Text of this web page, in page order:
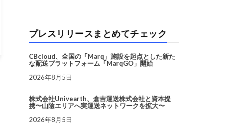
プレスリリースまとめてチェック
CBcloud、全国の「Marq」施設を起点とした新た
な配送プラットフォーム「MarqGO」開始
2026年8月5日
株式会社Univearth、倉吉運送株式会社と資本提
携〜山陰エリアへ実運送ネットワークを拡大〜
2026年8月5日